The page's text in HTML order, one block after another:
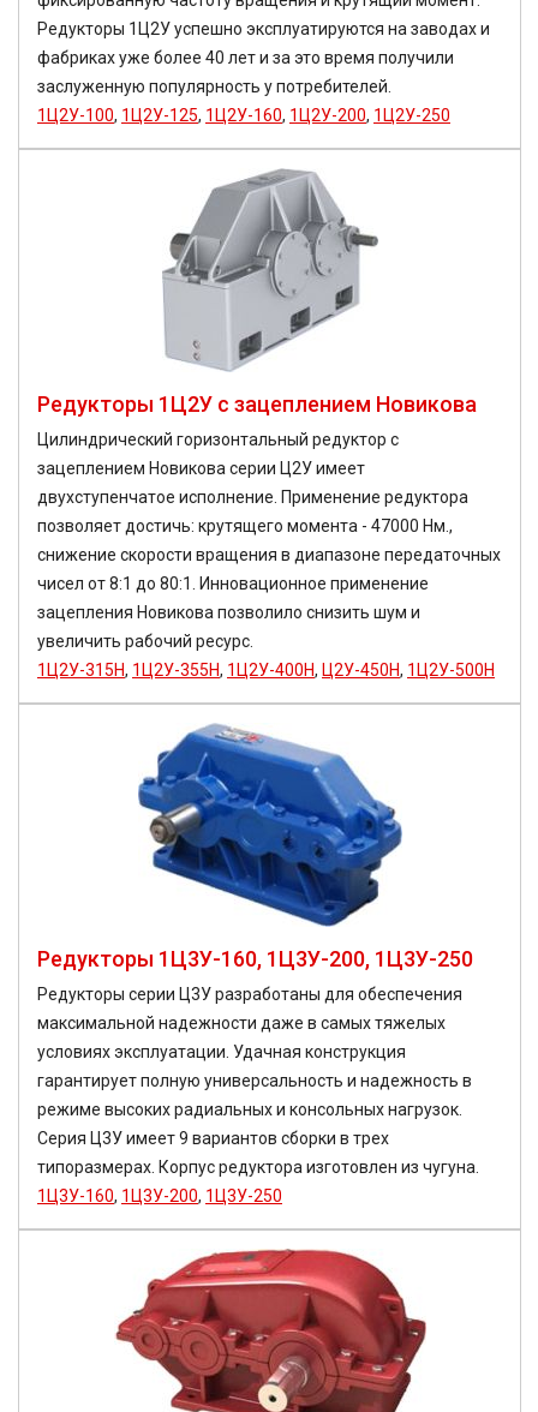
Редукторы 1Ц2У успешно эксплуатируются на заводах и
фабриках уже более 40 лет и за это время получили
заслуженную популярность у потребителей.
1Ц2У-100, 1Ц2У-125, 1Ц2У-160, 1Ц2У-200, 1Ц2У-250
Редукторы 1Ц2У с зацеплением Новикова
Цилиндрический горизонтальный редуктор с
зацеплением Новикова серии Ц2У имеет
двухступенчатое исполнение. Применение редуктора
позволяет достичь: крутящего момента - 47000 Нм.,
снижение скорости вращения в диапазоне передаточных
чисел от 8:1 до 80:1. Инновационное применение
зацепления Новикова позволило снизить шум и
увеличить рабочий ресурс.
1Ц2У-315Н, 1Ц2У-355Н, 1Ц2У-400Н, Ц2У-450Н, 1Ц2У-500Н
Редукторы 1Ц3У-160, 1Ц3У-200, 1Ц3У-250
Редукторы серии Ц3У разработаны для обеспечения
максимальной надежности даже в самых тяжелых
условиях эксплуатации. Удачная конструкция
гарантирует полную универсальность и надежность в
режиме высоких радиальных и консольных нагрузок.
Серия Ц3У имеет 9 вариантов сборки в трех
типоразмерах. Корпус редуктора изготовлен из чугуна.
1Ц3У-160, 1Ц3У-200, 1Ц3У-250